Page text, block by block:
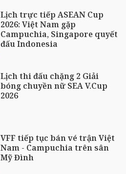
Lịch trực tiếp ASEAN Cup
2026: Việt Nam gặp
Campuchia, Singapore quyết
đấu Indonesia
Lịch thi đấu chặng 2 Giải
bóng chuyền nữ SEA V.Cup
2026
VFF tiếp tục bán vé trận Việt
Nam - Campuchia trên sân
Mỹ Đình